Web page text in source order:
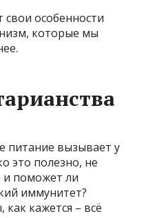
особенности
которые мы
питание вызывает у
это полезно, не
и поможет ли
иммунитет?
кажется – всё